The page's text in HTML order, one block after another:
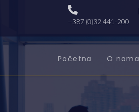
+387 (0)32 441-200
Početna O nama